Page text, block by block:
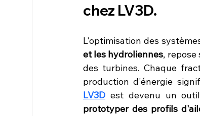
chez LV3D.
L'optimisation des
et les hydroliennes, repose
des turbines. Chaque
production d'énergie
LV3D
prototyper des profils